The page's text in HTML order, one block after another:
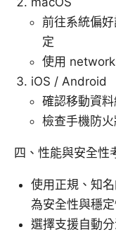
前往系統偏
定
使用
iOS / Android
確認移動資
檢查手機防
四、性能與安全性
使用正規、知
為安全性與穩定
選擇支援自動